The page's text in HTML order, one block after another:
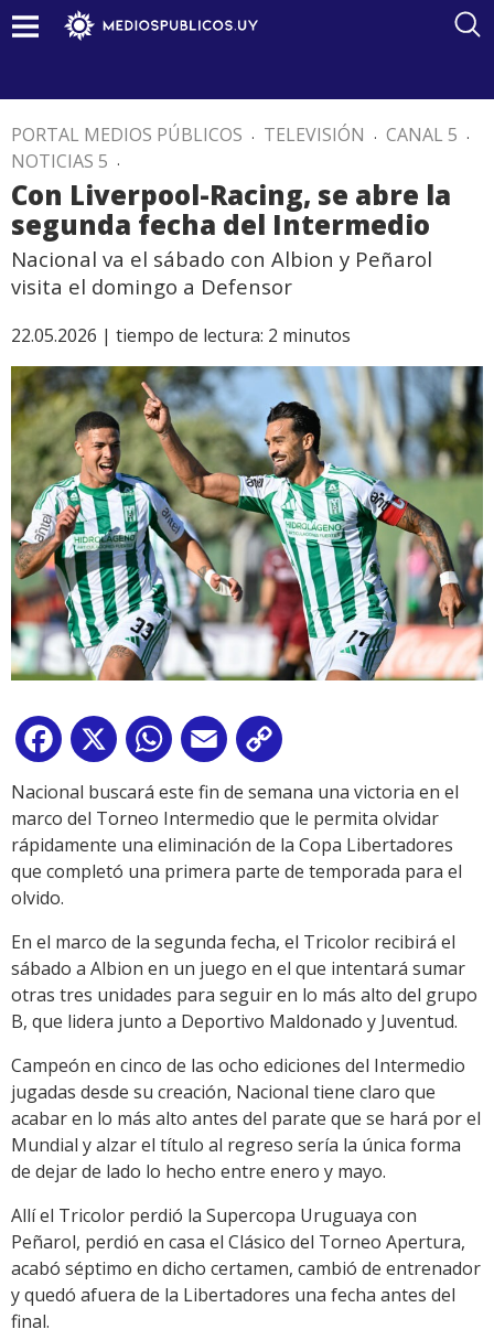
PORTAL MEDIOS PÚBLICOS . TELEVISIÓN . CANAL 5 .
NOTICIAS 5 .
Con Liverpool-Racing, se abre la
segunda fecha del Intermedio
Nacional va el sábado con Albion y Peñarol
visita el domingo a Defensor
22.05.2026 | tiempo de lectura: 2 minutos
Facebook
X WhatsApp
Email
Link
Nacional buscará este fin de semana una victoria en el
marco del Torneo Intermedio que le permita olvidar
rápidamente una eliminación de la Copa Libertadores
que completó una primera parte de temporada para el
olvido.
En el marco de la segunda fecha, el Tricolor recibirá el
sábado a Albion en un juego en el que intentará sumar
otras tres unidades para seguir en lo más alto del grupo
B, que lidera junto a Deportivo Maldonado y Juventud.
Campeón en cinco de las ocho ediciones del Intermedio
jugadas desde su creación, Nacional tiene claro que
acabar en lo más alto antes del parate que se hará por el
Mundial y alzar el título al regreso sería la única forma
de dejar de lado lo hecho entre enero y mayo.
Allí el Tricolor perdió la Supercopa Uruguaya con
Peñarol, perdió en casa el Clásico del Torneo Apertura,
acabó séptimo en dicho certamen, cambió de entrenador
y quedó afuera de la Libertadores una fecha antes del
final.